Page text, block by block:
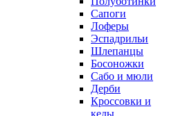
Сапоги
Лоферы
Эспадрильи
Шлепанцы
Босоножки
Сабо и мюли
Дерби
Кроссовки и
кеды